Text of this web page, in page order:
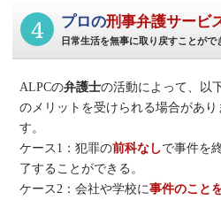
4 プロの刑事弁護サービ
日常生活を無事に取り戻すことがで
ALPCの弁護士の活動によって、以
のメリットを受けられる場合があり
す。
ケース1：犯罪の前科なしで事件を
了することができる。
ケース2：会社や学校に事件のこと